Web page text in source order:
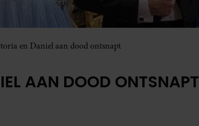
en Daniel aan dood ontsnapt
AAN DOOD ONTSNAPT